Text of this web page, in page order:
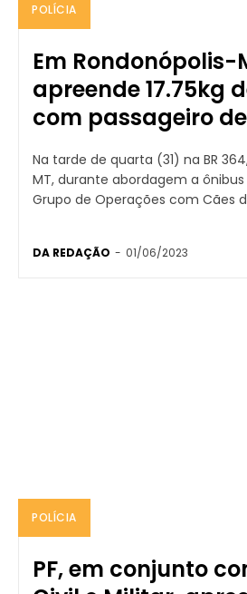
POLÍCIA
Em Rondonópolis-
apreende 17.75kg
com passageiro
Na tarde de quarta (31) na BR
MT, durante abordagem a
Grupo de Operações com Cães
DA REDAÇÃO - 01/06/2023
POLÍCIA
PF, em conjunto